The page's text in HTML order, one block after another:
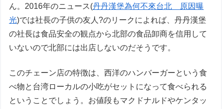
ん。2016年のニュース(丹丹漢堡為何不來台北 原因曝
光)では社長の子供の友人?のリークによれば、丹丹漢堡
の社長は食品安全の観点から北部の食品卸商を信用して
いないので北部には出店しないのだそうです。
このチェーン店の特徴は、西洋のハンバーガーという食
べ物と台湾ローカルの小吃がセットになって食べられる
ということでしょう。お値段もマクドナルドやケンタッ